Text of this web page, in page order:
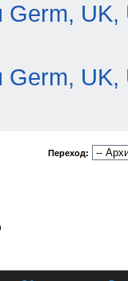
UK,
UK,
Переход: